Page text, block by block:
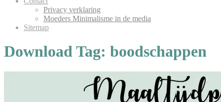
Privacy verklaring
Moeders Minimalisme in de media
Sitemap
Download Tag: boodschappen